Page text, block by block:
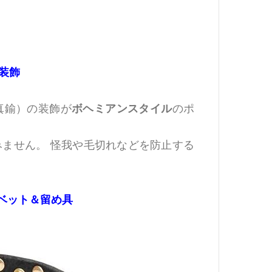
飾
鍮）の装飾がボヘミアンスタイルのポ
せん。 怪我や毛切れなどを防止する
ト＆留め具